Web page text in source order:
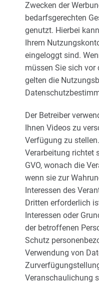
Zwecken der
bedarfsgerechten
genutzt. Hierbei
Ihrem
eingeloggt sind.
müssen Sie sich vor
gelten die
Der Betreiber
Ihnen Videos zu
Verfügung zu
Verarbeitung richtet
GVO, wonach die
wenn sie zur
Interessen des
Dritten erforderlich
Interessen oder
der betroffenen
Schutz
Verwendung von
Veranschaulichung